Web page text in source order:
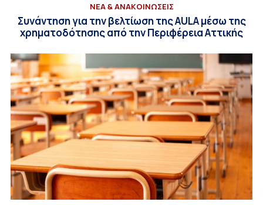
ΝΕΑ & ΑΝΑΚΟΙΝΩΣΕΙΣ
Συνάντηση για την βελτίωση της AULA μέσω της
χρηματοδότησης από την Περιφέρεια Αττικής